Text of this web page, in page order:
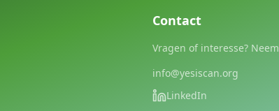
Contact
Vragen of interesse?
info@yesiscan.org
LinkedIn